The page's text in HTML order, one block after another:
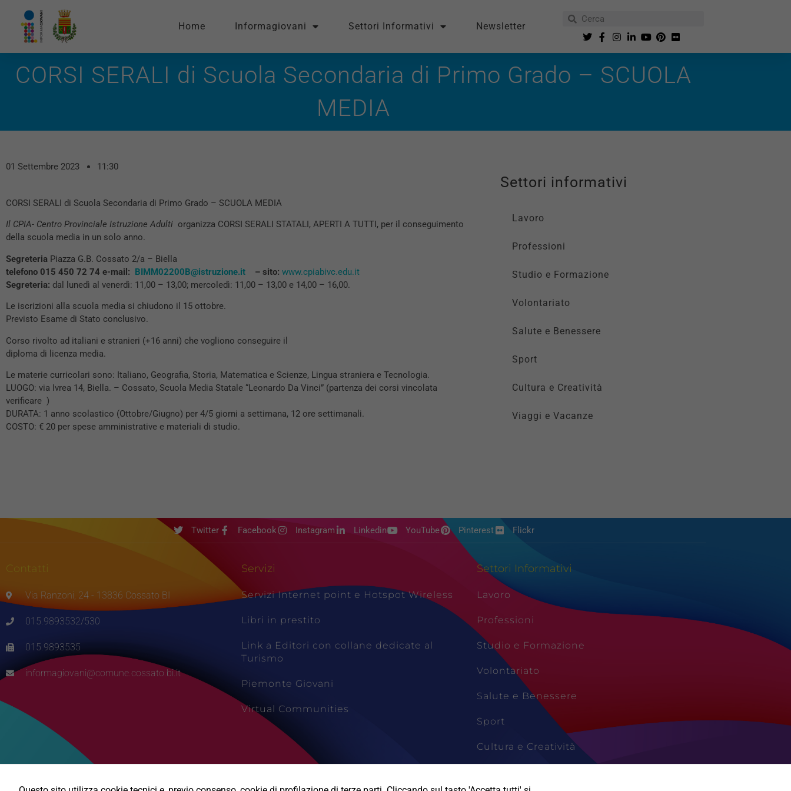
Home Informagiovani Settori Informativi Newsletter
CORSI SERALI di Scuola Secondaria di Primo Grado – SCUOLA
MEDIA
01 Settembre 2023 11:30
CORSI SERALI di Scuola Secondaria di Primo Grado – SCUOLA MEDIA
Il CPIA- Centro Provinciale Istruzione Adulti organizza CORSI SERALI STATALI, APERTI A TUTTI, per il conseguimento
della scuola media in un solo anno.
Segreteria Piazza G.B. Cossato 2/a – Biella
telefono 015 450 72 74 e-mail: BIMM02200B@istruzione.it – sito: www.cpiabivc.edu.it
Segreteria: dal lunedì al venerdì: 11,00 – 13,00; mercoledì: 11,00 – 13,00 e 14,00 – 16,00.
Le iscrizioni alla scuola media si chiudono il 15 ottobre.
Previsto Esame di Stato conclusivo.
Corso rivolto ad italiani e stranieri (+16 anni) che vogliono conseguire il
diploma di licenza media.
Le materie curricolari sono: Italiano, Geografia, Storia, Matematica e Scienze, Lingua straniera e Tecnologia.
LUOGO: via Ivrea 14, Biella. – Cossato, Scuola Media Statale “Leonardo Da Vinci” (partenza dei corsi vincolata
verificare )
DURATA: 1 anno scolastico (Ottobre/Giugno) per 4/5 giorni a settimana, 12 ore settimanali.
COSTO: € 20 per spese amministrative e materiali di studio.
Settori informativi
Lavoro
Professioni
Studio e Formazione
Volontariato
Salute e Benessere
Sport
Cultura e Creatività
Viaggi e Vacanze
Twitter Facebook Instagram Linkedin YouTube Pinterest Flickr
Contatti
Via Ranzoni, 24 - 13836 Cossato BI
015.9893532/530
015.9893535
informagiovani@comune.cossato.bi.it
Servizi
Servizi Internet point e Hotspot Wireless
Libri in prestito
Link a Editori con collane dedicate al
Turismo
Piemonte Giovani
Virtual Communities
Settori Informativi
Lavoro
Professioni
Studio e Formazione
Volontariato
Salute e Benessere
Sport
Cultura e Creatività